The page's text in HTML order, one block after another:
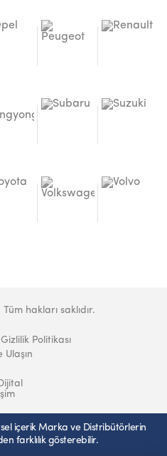
hakları saklıdır.
Politikası
Ulaşın
içerik Marka ve Distribütörlerin
farklılık gösterebilir.